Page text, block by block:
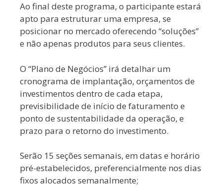
Ao final deste programa, o participante estará
apto para estruturar uma empresa, se
posicionar no mercado oferecendo “soluções”
e não apenas produtos para seus clientes.
O “Plano de Negócios” irá detalhar um
cronograma de implantação, orçamentos de
investimentos dentro de cada etapa,
previsibilidade de início de faturamento e
ponto de sustentabilidade da operação, e
prazo para o retorno do investimento.
Serão 15 seções semanais, em datas e horário
pré-estabelecidos, preferencialmente nos dias
fixos alocados semanalmente;